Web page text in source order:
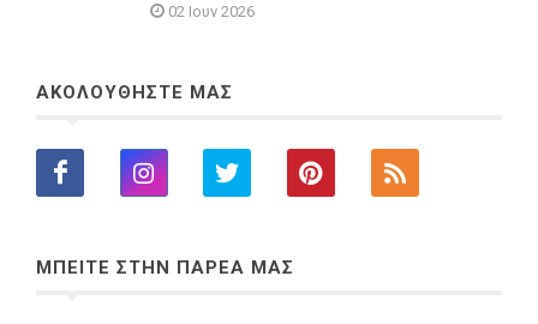
02 Ιουν 2026
ΑΚΟΛΟΥΘΗΣΤΕ ΜΑΣ
ΜΠΕΙΤΕ ΣΤΗΝ ΠΑΡΕΑ ΜΑΣ